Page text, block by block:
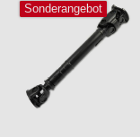
Sonderangebot